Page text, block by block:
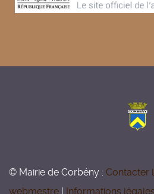
© Mairie de Corbény : Contacter
webmestre | Informations légales